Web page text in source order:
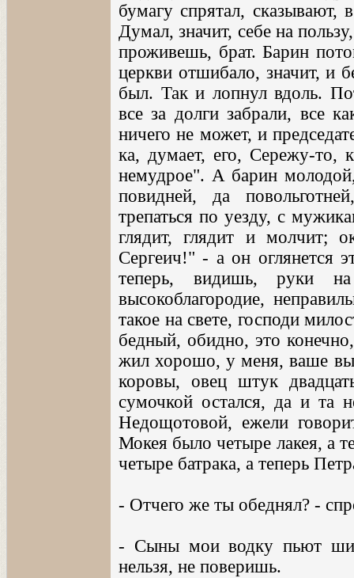
бумагу спрятал, сказывают,
Думал, значит, себе на
проживешь, брат. Барин
церкви отшибало, значит, и
был. Так и лопнул вдоль.
все за долги забрали, все
ничего не может, и
ка, думает, его, Сережу-то,
немудрое". А барин
повидней, да
трепаться по уезду, с
глядит, глядит и молчит;
Сергеич!" - а он оглянется
теперь, видишь, руки
высокоблагородие,
такое на свете, господи
бедный, обидно, это
жил хорошо, у меня, ваше
коровы, овец штук
сумочкой остался, да и та
Недощотовой, ежели
Мокея было четыре лакея, а
четыре батрака, а теперь
- Отчего же ты обеднял? -
- Сыны мои водку пьют
нельзя, не поверишь.